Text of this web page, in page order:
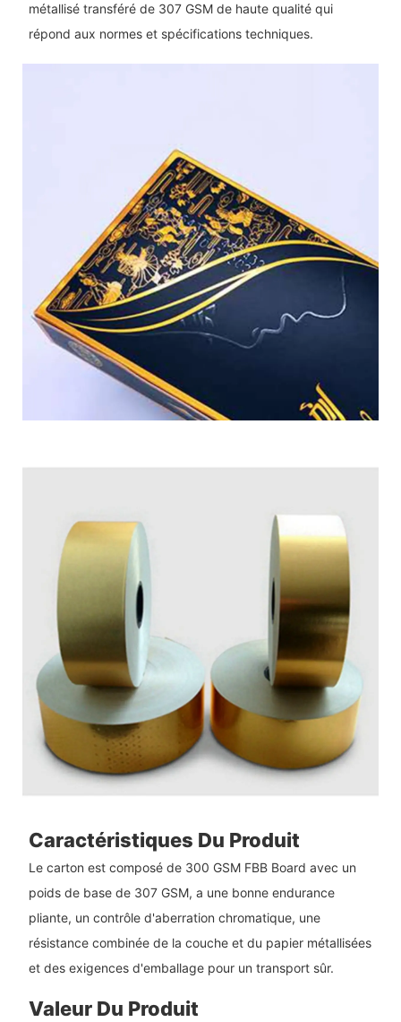
métallisé transféré de 307 GSM de haute qualité qui
répond aux normes et spécifications techniques.
Caractéristiques Du Produit
Le carton est composé de 300 GSM FBB Board avec un
poids de base de 307 GSM, a une bonne endurance
pliante, un contrôle d'aberration chromatique, une
résistance combinée de la couche et du papier métallisées
et des exigences d'emballage pour un transport sûr.
Valeur Du Produit